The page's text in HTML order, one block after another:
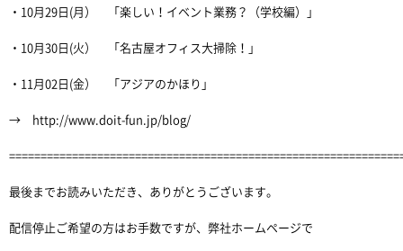
・10月29日(月） 「楽しい！イベント業務？（学校編）」
・10月30日(火） 「名古屋オフィス大掃除！」
・11月02日(金） 「アジアのかほり」
→ http://www.doit-fun.jp/blog/
最後までお読みいただき、ありがとうございます。
配信停止ご希望の方はお手数ですが、弊社ホームページで